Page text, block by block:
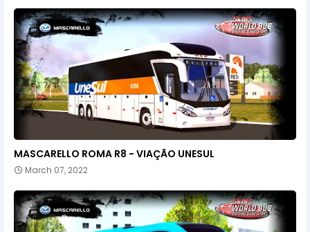
MASCARELLO ROMA R8 - VIAÇÃO UNESUL
March 07, 2022